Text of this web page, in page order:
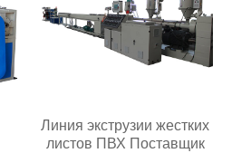
Линия экструзии жестких
листов ПВХ Поставщик